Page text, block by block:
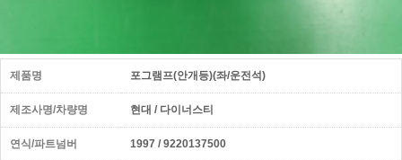
제품명 포그램프(안개등)(좌/운전석)
제조사명/차량명 현대 / 다이너스티
연식/파트넘버 1997 / 9220137500